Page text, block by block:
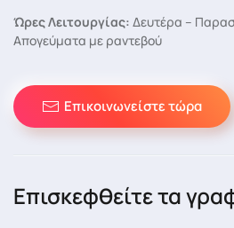
Ώρες Λειτουργίας: Δευτέρα –
Απογεύματα με ραντεβού
Επικοινωνείστε τώρα
Επισκεφθείτε τα